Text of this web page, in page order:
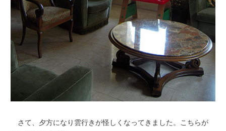
さて、夕方になり雲行きが怪しくなってきました。こちらが